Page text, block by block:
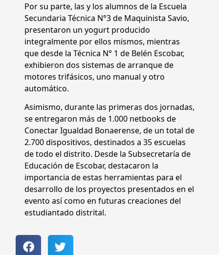
Por su parte, las y los alumnos de la Escuela
Secundaria Técnica N°3 de Maquinista Savio,
presentaron un yogurt producido
integralmente por ellos mismos, mientras
que desde la Técnica N° 1 de Belén Escobar,
exhibieron dos sistemas de arranque de
motores trifásicos, uno manual y otro
automático.
Asimismo, durante las primeras dos jornadas,
se entregaron más de 1.000 netbooks de
Conectar Igualdad Bonaerense, de un total de
2.700 dispositivos, destinados a 35 escuelas
de todo el distrito. Desde la Subsecretaría de
Educación de Escobar, destacaron la
importancia de estas herramientas para el
desarrollo de los proyectos presentados en el
evento así como en futuras creaciones del
estudiantado distrital.